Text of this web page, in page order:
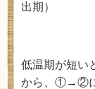
出期）
低温期が短い
から、①→②に